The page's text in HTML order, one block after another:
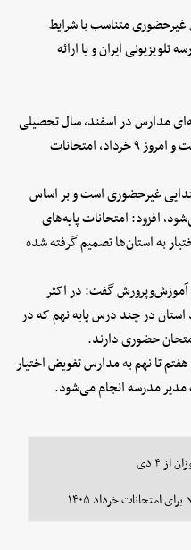
غیرحضوری متناسب با شرایط
ایران و یا ارائه
مدارس در اسفند، سال تحصیلی
به جای ۲۹ اردیبهشت، تا ۷ خرداد ادامه یافت و امروز ۹ خرداد، امتحانات
غیرحضوری است و بر اساس
افزود: امتحانات پایه‌های
به استان‌ها تصمیم گرفته شده
آموزش‌وپرورش گفت: در اکثر
در چند درس پایه نهم که در
حضوری دارند.
تا نهم به مدارس تفویض اختیار
مدیر مدرسه انجام می‌شود.
۴ دی
امتحانات خرداد ۱۴۰۵